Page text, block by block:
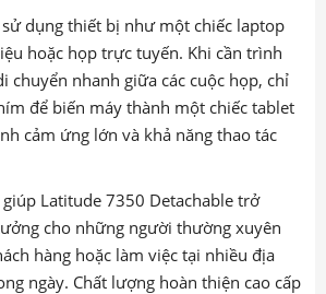
dụng thiết bị như một chiếc laptop
hoặc họp trực tuyến. Khi cần trình
chuyển nhanh giữa các cuộc họp, chỉ
để biến máy thành một chiếc tablet
cảm ứng lớn và khả năng thao tác
Latitude 7350 Detachable trở
cho những người thường xuyên
hàng hoặc làm việc tại nhiều địa
ngày. Chất lượng hoàn thiện cao cấp